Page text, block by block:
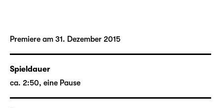
dem Theater konzipiert, spielt Frayns Stück
mit der ganzen Palette an Theaterklischees
und Bühnenpannen — und nicht zuletzt mit
den Möglichkeiten der Drehbühne, so dass im
Premiere am 31. Dezember 2015
Spieldauer
ca. 2:50, eine Pause